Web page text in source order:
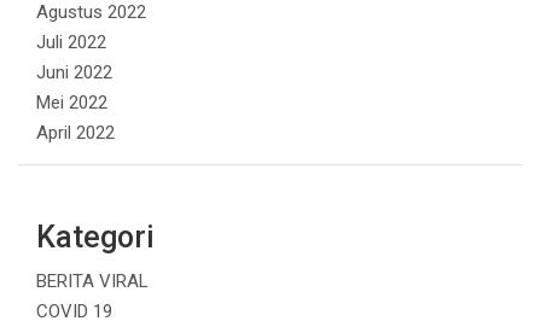
Agustus 2022
Juli 2022
Juni 2022
Mei 2022
April 2022
Kategori
BERITA VIRAL
COVID 19